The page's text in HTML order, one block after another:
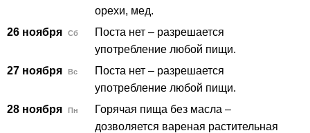
орехи, мед.
26 ноября
Сб
Поста нет – разрешается
употребление любой пищи.
27 ноября
Вс
Поста нет – разрешается
употребление любой пищи.
28 ноября
Пн
Горячая пища без масла –
дозволяется вареная растительная